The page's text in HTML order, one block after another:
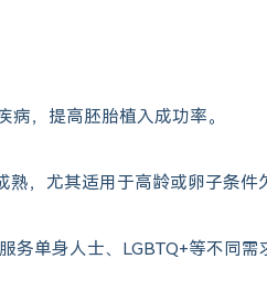
病，提高胚胎植入成功率。
熟，尤其适用于高龄或卵子条件
务单身人士、LGBTQ+等不同需